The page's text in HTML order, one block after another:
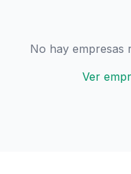
No hay empresas
Ver